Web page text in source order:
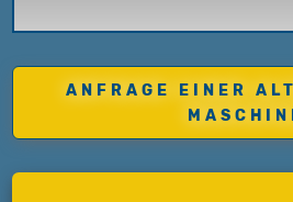
ANFRAGE EINER